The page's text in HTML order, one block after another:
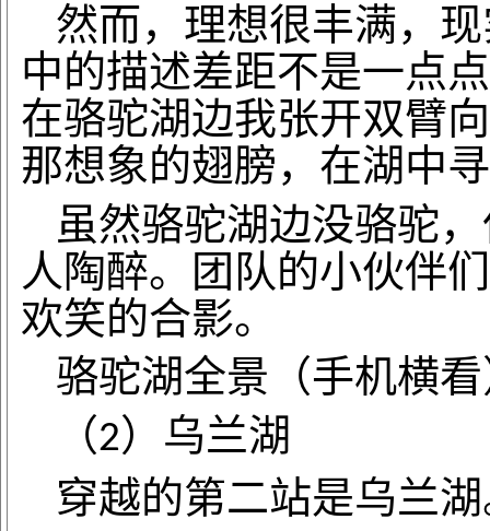
然而，理想很丰满，
中的描述差距不是一点
在骆驼湖边我张开双臂
那想象的翅膀，在湖中
虽然骆驼湖边没骆驼
人陶醉。团队的小伙伴
欢笑的合影。
骆驼湖全景（手机横
（2）乌兰湖
穿越的第二站是乌兰